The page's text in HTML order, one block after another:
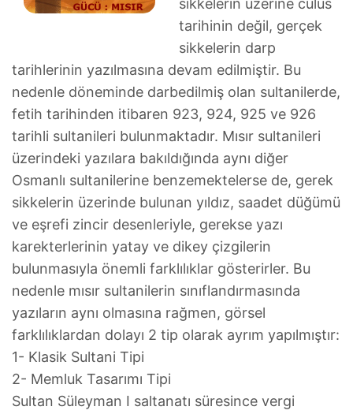
sikkelerin üzerine cülus
tarihinin değil, gerçek
sikkelerin darp
tarihlerinin yazılmasına devam edilmiştir. Bu
nedenle döneminde darbedilmiş olan sultanilerde,
fetih tarihinden itibaren 923, 924, 925 ve 926
tarihli sultanileri bulunmaktadır. Mısır sultanileri
üzerindeki yazılara bakıldığında aynı diğer
Osmanlı sultanilerine benzemektelerse de, gerek
sikkelerin üzerinde bulunan yıldız, saadet düğümü
ve eşrefi zincir desenleriyle, gerekse yazı
karekterlerinin yatay ve dikey çizgilerin
bulunmasıyla önemli farklılıklar gösterirler. Bu
nedenle mısır sultanilerin sınıflandırmasında
yazıların aynı olmasına rağmen, görsel
farklılıklardan dolayı 2 tip olarak ayrım yapılmıştır:
1- Klasik Sultani Tipi
2- Memluk Tasarımı Tipi
Sultan Süleyman I saltanatı süresince vergi